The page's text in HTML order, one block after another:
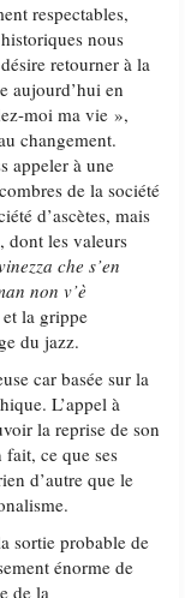
respectables,
nous
retourner à la
aujourd’hui en
moi ma vie »,
changement.
appeler à une
de la société
d’ascètes, mais
dont les valeurs
che s’en
non v’è
la grippe
du jazz.
car basée sur la
L’appel à
la reprise de son
fait, ce que ses
d’autre que le
sortie probable de
énorme de
de la